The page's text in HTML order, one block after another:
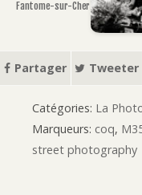
Fantome-sur-Cher
Partager Tweeter
Catégories: La
Marqueurs: coq,
street photography